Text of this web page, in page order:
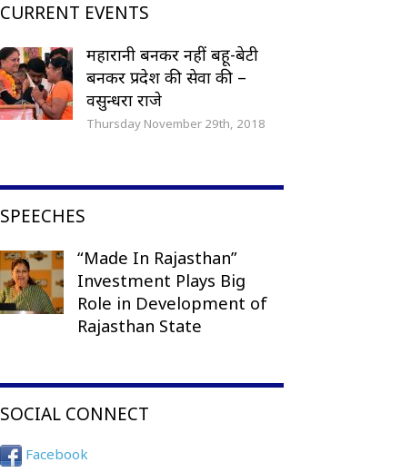
CURRENT EVENTS
महारानी बनकर नहीं बहू-बेटी
बनकर प्रदेश की सेवा की –
वसुन्धरा राजे
Thursday November 29th, 2018
SPEECHES
“Made In Rajasthan”
Investment Plays Big
Role in Development of
Rajasthan State
SOCIAL CONNECT
Facebook